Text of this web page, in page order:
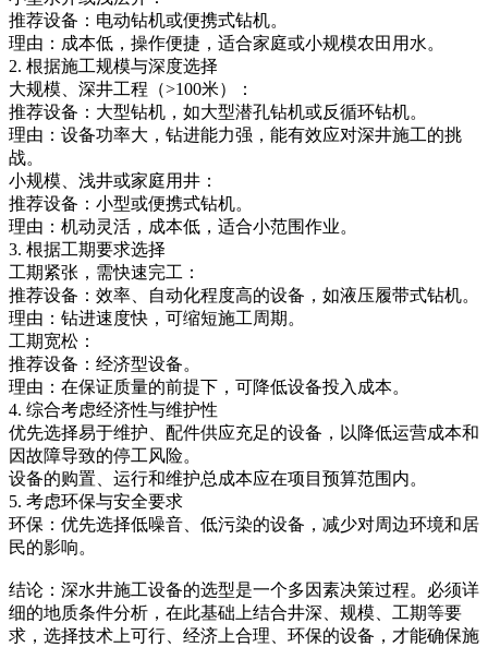
推荐设备：电动钻机或便携式钻机。
理由：成本低，操作便捷，适合家庭或小规模农田用水。
2. 根据施工规模与深度选择
大规模、深井工程（>100米）：
推荐设备：大型钻机，如大型潜孔钻机或反循环钻机。
理由：设备功率大，钻进能力强，能有效应对深井施工的挑
战。
小规模、浅井或家庭用井：
推荐设备：小型或便携式钻机。
理由：机动灵活，成本低，适合小范围作业。
3. 根据工期要求选择
工期紧张，需快速完工：
推荐设备：效率、自动化程度高的设备，如液压履带式钻机。
理由：钻进速度快，可缩短施工周期。
工期宽松：
推荐设备：经济型设备。
理由：在保证质量的前提下，可降低设备投入成本。
4. 综合考虑经济性与维护性
优先选择易于维护、配件供应充足的设备，以降低运营成本和
因故障导致的停工风险。
设备的购置、运行和维护总成本应在项目预算范围内。
5. 考虑环保与安全要求
环保：优先选择低噪音、低污染的设备，减少对周边环境和居
民的影响。
结论：深水井施工设备的选型是一个多因素决策过程。必须详
细的地质条件分析，在此基础上结合井深、规模、工期等要
求，选择技术上可行、经济上合理、环保的设备，才能确保施